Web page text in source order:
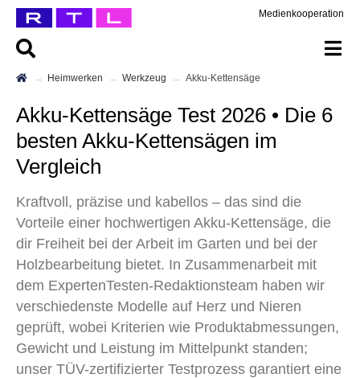
Medienkooperation
Heimwerken Werkzeug Akku-Kettensäge
Akku-Kettensäge Test 2026 • Die 6
besten Akku-Kettensägen im
Vergleich
Kraftvoll, präzise und kabellos – das sind die
Vorteile einer hochwertigen Akku-Kettensäge, die
dir Freiheit bei der Arbeit im Garten und bei der
Holzbearbeitung bietet. In Zusammenarbeit mit
dem ExpertenTesten-Redaktionsteam haben wir
verschiedenste Modelle auf Herz und Nieren
geprüft, wobei Kriterien wie Produktabmessungen,
Gewicht und Leistung im Mittelpunkt standen;
unser TÜV-zertifizierter Testprozess garantiert eine